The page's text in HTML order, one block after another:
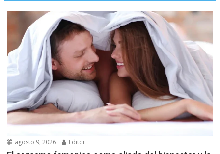
agosto 9, 2026 Editor